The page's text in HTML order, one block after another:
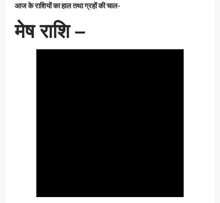
आज के राशियों का हाल तथा ग्रहों की चाल-
मेष राशि –